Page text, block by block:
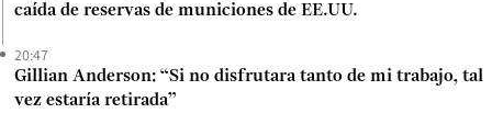
caída de reservas de municiones de EE.UU.
20:47
Gillian Anderson: “Si no disfrutara tanto de mi trabajo, tal
vez estaría retirada”